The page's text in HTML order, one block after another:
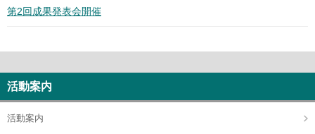
第2回成果発表会開催
活動案内
活動案内